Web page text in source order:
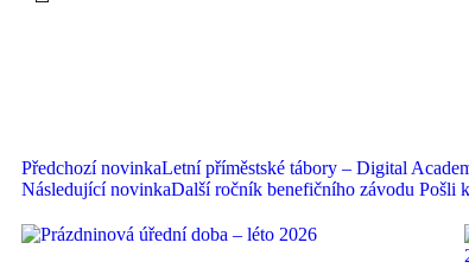
Předchozí novinkaLetní příměstské tábory – Digital
Následující novinkaDalší ročník benefičního závodu Pošli